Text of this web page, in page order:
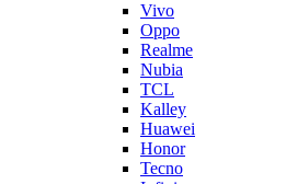
Vivo
Oppo
Realme
Nubia
TCL
Kalley
Huawei
Honor
Tecno